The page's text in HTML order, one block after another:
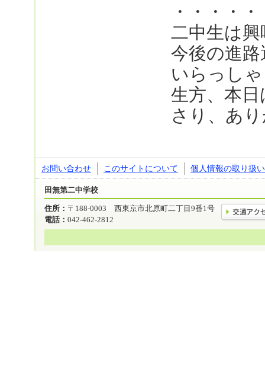
・・・・・
二中生は
今後の進
いらっし
生方、本
さり、あ
お問い合わせ このサイトについて 個人情報の取り扱い
田無第二中学校
住所： 〒188-0003 西東京市北原町二丁目9番1号
電話： 042-462-2812